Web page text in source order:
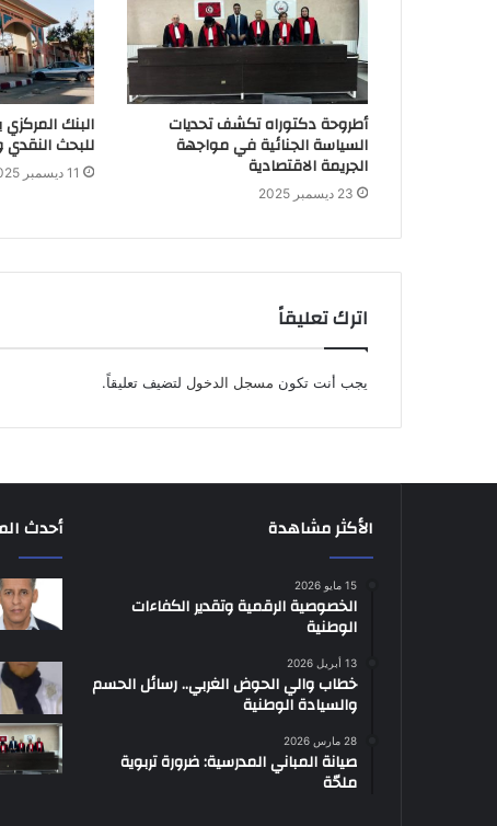
أطروحة دكتوراه تكشف تحديات
السياسة الجنائية في مواجهة
الجريمة الاقتصادية
23 ديسمبر 2025
البنك
للبحث النقدي
11 ديسمبر 2025
اترك تعليقاً
يجب أنت تكون مسجل الدخول لتضيف تعليقاً.
الأكثر مشاهدة
15 مايو 2026
الخصوصية الرقمية وتقدير الكفاءات
الوطنية
13 أبريل 2026
خطاب والي الحوض الغربي.. رسائل الحسم
والسيادة الوطنية
28 مارس 2026
صيانة المباني المدرسية: ضرورة تربوية
ملحّة
أحدث